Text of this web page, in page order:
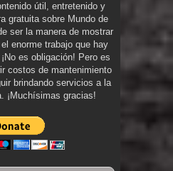
útil, entretenido y
gratuita sobre Mundo de
ser la manera de mostrar
enorme trabajo que hay
es obligación! Pero es
costos de mantenimiento
brindando servicios a la
¡Muchísimas gracias!